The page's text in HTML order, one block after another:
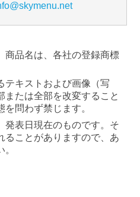
商品名は、各社の登録商標
テキストおよび画像（写
または全部を改変すること
問わず禁じます。
発表日現在のものです。そ
ることがありますので、あ